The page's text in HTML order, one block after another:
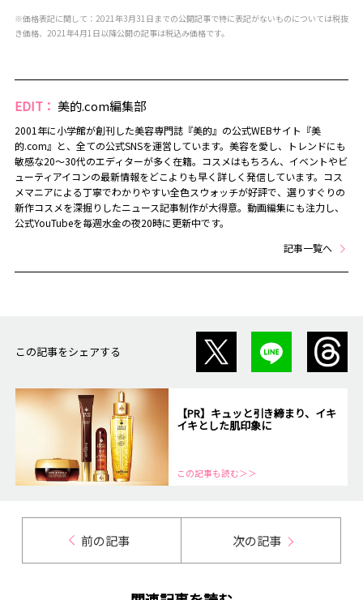
※価格表記に関して：2021年3月31日までの公開記事で特に表記がないものについては税抜
き価格、2021年4月1日以降公開の記事は税込み価格です。
EDIT： 美的.com編集部
2001年に小学館が創刊した美容専門誌『美的』の公式WEBサイト『美
的.com』と、全ての公式SNSを運営しています。美容を愛し、トレンドにも
敏感な20～30代のエディターが多く在籍。コスメはもちろん、イベントやビ
ューティアイコンの最新情報をどこよりも早く詳しく発信しています。コス
メマニアによる丁寧でわかりやすい全色スウォッチが好評で、選りすぐりの
新作コスメを深掘りしたニュース記事制作が大得意。動画編集にも注力し、
公式YouTubeを毎週水金の夜20時に更新中です。
記事一覧へ
この記事をシェアする
【PR】キュッと引き締まり、イキ
イキとした肌印象に
この記事も読む＞＞
前の記事 次の記事